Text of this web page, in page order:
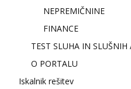
NEPREMIČNINE
FINANCE
TEST SLUHA IN SLUŠNIH
O PORTALU
Iskalnik rešitev